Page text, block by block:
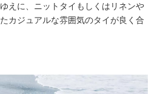
えに、ニットタイもしくはリネンや
カジュアルな雰囲気のタイが良く合